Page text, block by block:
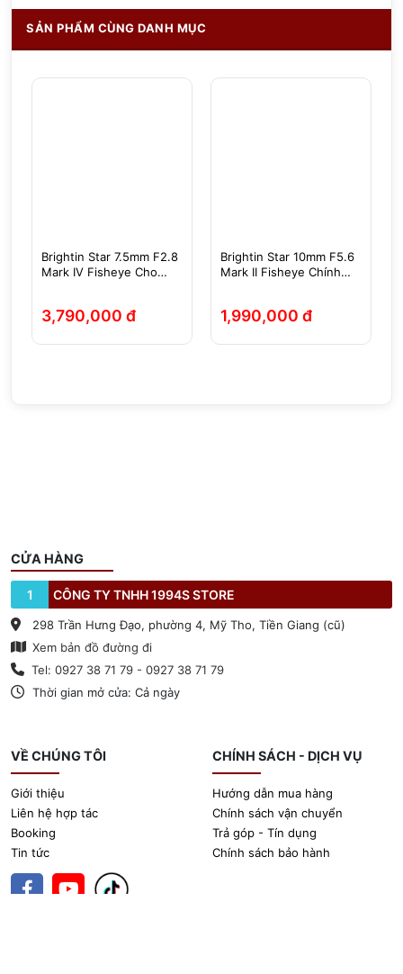
SẢN PHẨM CÙNG DANH MỤC
Brightin Star 7.5mm F2.8
Mark IV Fisheye Cho
3,790,000 đ
Brightin Star 10mm F5.6
Mark II Fisheye Chính
1,990,000 đ
CỬA HÀNG
1 CÔNG TY TNHH 1994S STORE
298 Trần Hưng Đạo, phường 4, Mỹ Tho, Tiền Giang (cũ)
Xem bản đồ đường đi
Tel: 0927 38 71 79 - 0927 38 71 79
Thời gian mở cửa: Cả ngày
VỀ CHÚNG TÔI
Giới thiệu
Liên hệ hợp tác
Booking
Tin tức
CHÍNH SÁCH - DỊCH VỤ
Hướng dẫn mua hàng
Chính sách vận chuyển
Trả góp - Tín dụng
Chính sách bảo hành